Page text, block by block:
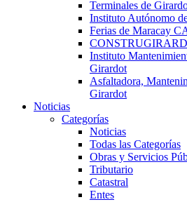
Terminales de
Instituto Autónomo
Ferias de Maracay
Instituto
Girardot
Asfaltadora,
Girardot
Noticias
Categorías
Noticias
Todas las Categorías
Obras y Servicios
Tributario
Catastral
Entes